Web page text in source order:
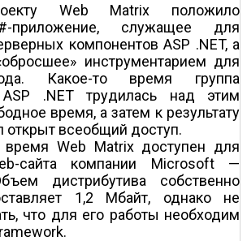
Web Matrix положило
приложение, служащее для
компонентов ASP .NET, а
инструментарием для
Какое-то время группа
ASP .NET трудилась над этим
время, а затем к результату
открыт всеобщий доступ.
Web Matrix доступен для
сайта компании Microsoft —
дистрибутива собственно
1,2 Мбайт, однако не
что для его работы необходим